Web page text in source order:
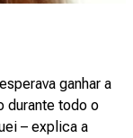
ganhar a
durante todo o
– explica a